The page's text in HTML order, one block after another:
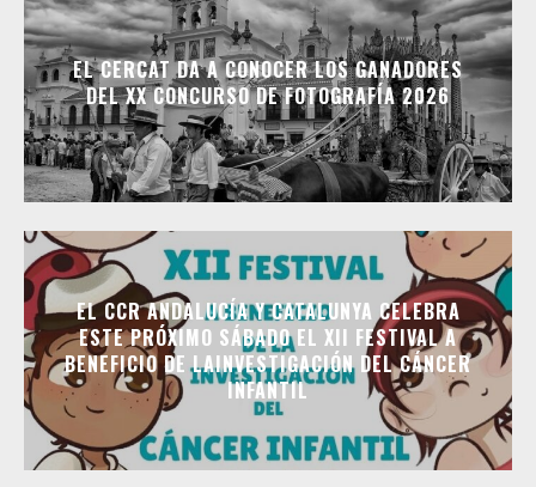
EL CERCAT DA A CONOCER LOS GANADORES
DEL XX CONCURSO DE FOTOGRAFÍA 2026
EL CCR ANDALUCÍA Y CATALUNYA CELEBRA
ESTE PRÓXIMO SÁBADO EL XII FESTIVAL A
BENEFICIO DE LAINVESTIGACIÓN DEL CÁNCER
INFANTIL